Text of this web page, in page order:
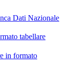
Dati Nazionale
tabellare
in formato